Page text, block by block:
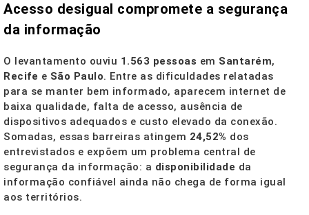
Acesso desigual compromete a segurança
da informação
O levantamento ouviu 1.563 pessoas em Santarém,
Recife e São Paulo. Entre as dificuldades relatadas
para se manter bem informado, aparecem internet de
baixa qualidade, falta de acesso, ausência de
dispositivos adequados e custo elevado da conexão.
Somadas, essas barreiras atingem 24,52% dos
entrevistados e expõem um problema central de
segurança da informação: a disponibilidade da
informação confiável ainda não chega de forma igual
aos territórios.